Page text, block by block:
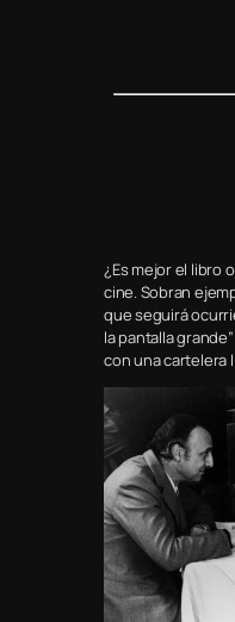
¿Es mejor el libro
cine. Sobran
que seguirá
la pantalla
con una cartelera